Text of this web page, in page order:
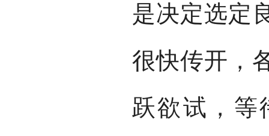
是决定选定
很快传开，
跃欲试，等